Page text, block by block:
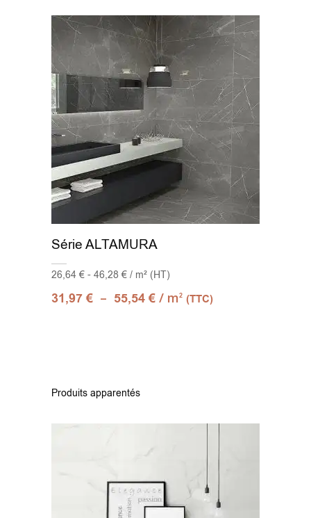
Série ALTAMURA
26,64 € - 46,28 € / m² (HT)
31,97€ – 55,54€ / m2 (TTC)
Produits apparentés